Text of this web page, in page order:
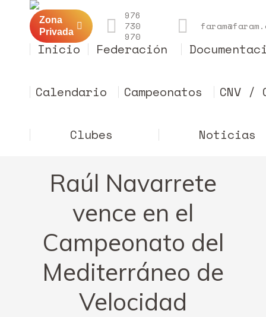
Zona
Privada
976
730
970
Inicio Federación
Calendario Campeonatos CNV /
Clubes Noticias
Raúl Navarrete
vence en el
Campeonato del
Mediterráneo de
Velocidad